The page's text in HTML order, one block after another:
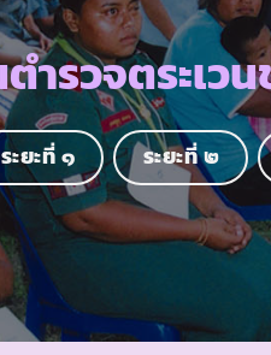
ตำรวจตระเ
ระยะที่ ๑ ระยะที่ ๒